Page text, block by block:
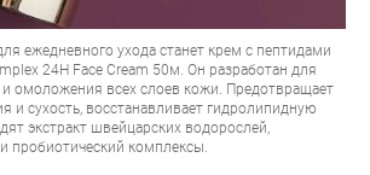
ежедневного ухода станет крем с пептидами
24H Face Cream 50м. Он разработан для
омоложения всех слоев кожи. Предотвращает
и сухость, восстанавливает гидролипидную
экстракт швейцарских водорослей,
пробиотический комплексы.